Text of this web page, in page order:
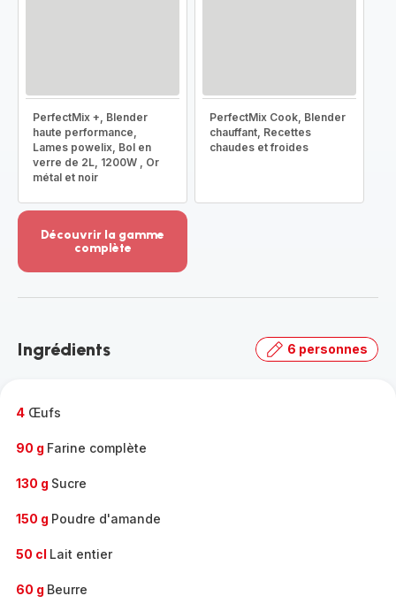
PerfectMix +, Blender
haute performance,
Lames powelix, Bol en
verre de 2L, 1200W , Or
métal et noir
PerfectMix Cook, Blender
chauffant, Recettes
chaudes et froides
Découvrir la gamme
complète
-
gamme
Ingrédients 6 personnes
4 Œufs
90 g Farine complète
130 g Sucre
150 g Poudre d'amande
50 cl Lait entier
60 g Beurre